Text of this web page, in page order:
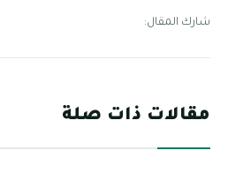
شارك المقال:
مقالات ذات صلة